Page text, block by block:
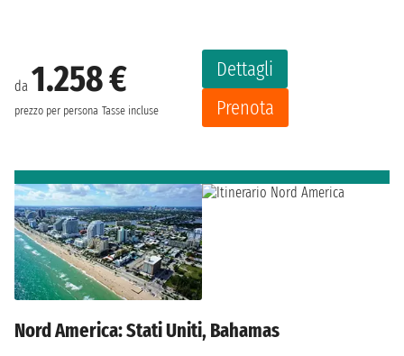
da 1.258 €
prezzo per persona Tasse incluse
Dettagli
Prenota
Nord America: Stati Uniti, Bahamas